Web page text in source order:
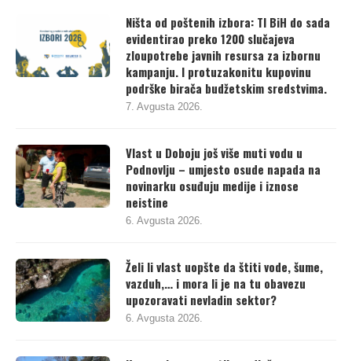
Ništa od poštenih izbora: TI BiH do sada
evidentirao preko 1200 slučajeva
zloupotrebe javnih resursa za izbornu
kampanju. I protuzakonitu kupovinu
podrške birača budžetskim sredstvima.
7. Avgusta 2026.
Vlast u Doboju još više muti vodu u
Podnovlju – umjesto osude napada na
novinarku osuđuju medije i iznose
neistine
6. Avgusta 2026.
Želi li vlast uopšte da štiti vode, šume,
vazduh,… i mora li je na tu obavezu
upozoravati nevladin sektor?
6. Avgusta 2026.